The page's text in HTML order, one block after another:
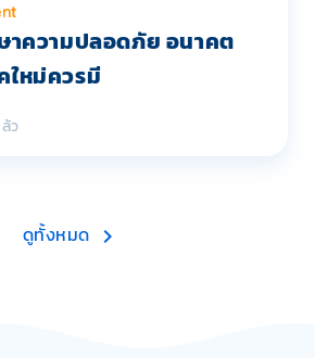
าความปลอดภัย อนาคต
หม่ควรมี
ว
ดูทั้งหมด